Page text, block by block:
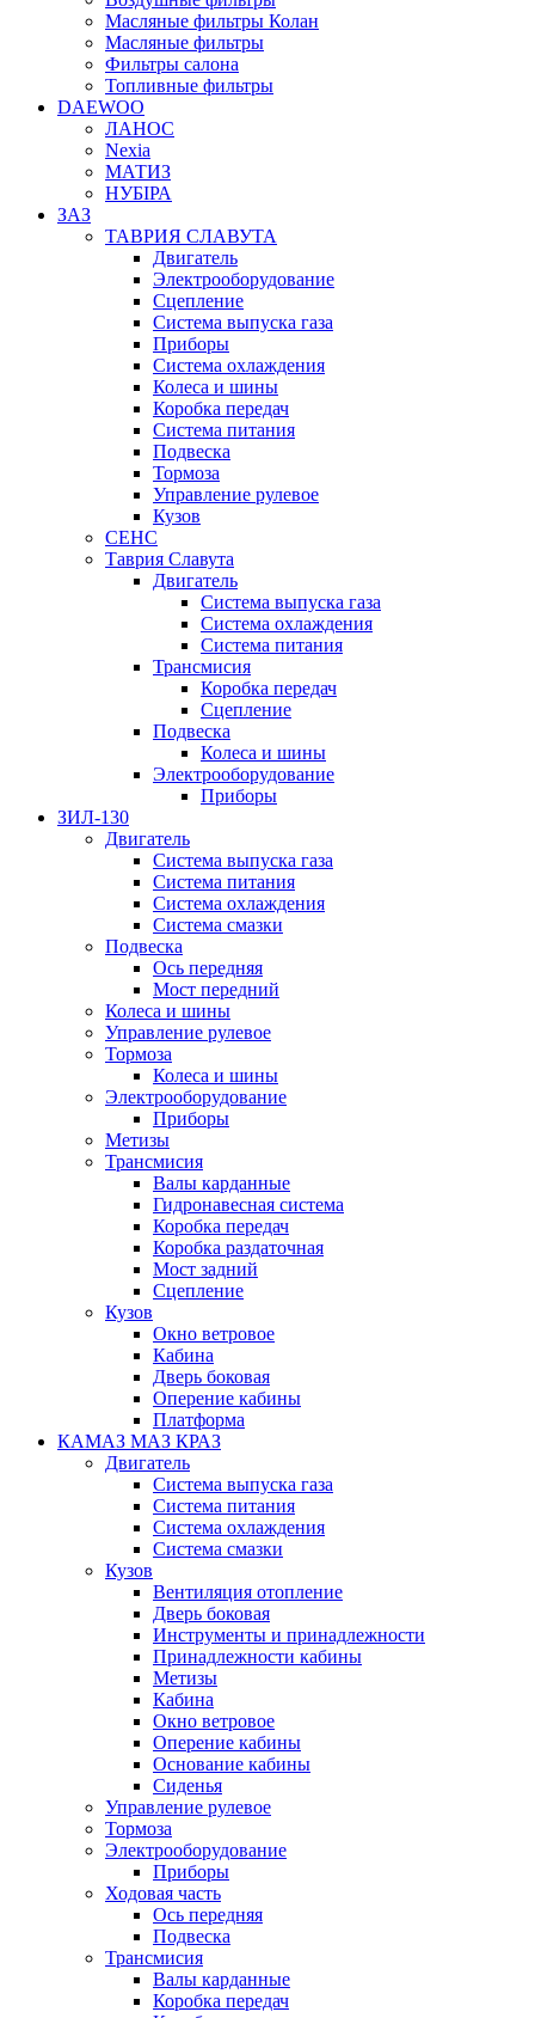
Масляные фильтры Колан
Масляные фильтры
Фильтры салона
Топливные фильтры
DAEWOO
ЛАНОС
Nexia
МАТИЗ
НУБІРА
ЗАЗ
ТАВРИЯ СЛАВУТА
Двигатель
Электрооборудование
Сцепление
Система выпуска газа
Приборы
Система охлаждения
Колеса и шины
Коробка передач
Система питания
Подвеска
Тормоза
Управление рулевое
Кузов
СЕНС
Таврия Славута
Двигатель
Система выпуска газа
Система охлаждения
Система питания
Трансмисия
Коробка передач
Сцепление
Подвеска
Колеса и шины
Электрооборудование
Приборы
ЗИЛ-130
Двигатель
Система выпуска газа
Система питания
Система охлаждения
Система смазки
Подвеска
Ось передняя
Мост передний
Колеса и шины
Управление рулевое
Тормоза
Колеса и шины
Электрооборудование
Приборы
Метизы
Трансмисия
Валы карданные
Гидронавесная система
Коробка передач
Коробка раздаточная
Мост задний
Сцепление
Кузов
Окно ветровое
Кабина
Дверь боковая
Оперение кабины
Платформа
КАМАЗ МАЗ КРАЗ
Двигатель
Система выпуска газа
Система питания
Система охлаждения
Система смазки
Кузов
Вентиляция отопление
Дверь боковая
Инструменты и принадлежности
Принадлежности кабины
Метизы
Кабина
Окно ветровое
Оперение кабины
Основание кабины
Сиденья
Управление рулевое
Тормоза
Электрооборудование
Приборы
Ходовая часть
Ось передняя
Подвеска
Трансмисия
Валы карданные
Коробка передач